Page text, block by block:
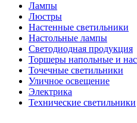
Лампы
Люстры
Настенные светильники
Настольные лампы
Светодиодная продукция
Торшеры напольные и
Точечные светильники
Уличное освещение
Электрика
Технические светильники